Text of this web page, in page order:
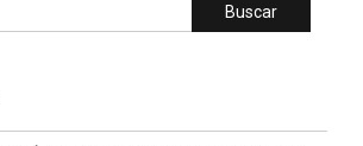
Buscar